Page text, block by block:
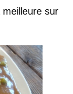
sur